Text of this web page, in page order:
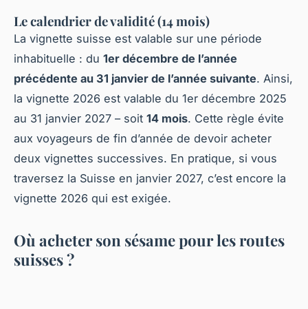
Le calendrier de validité (14 mois)
La vignette suisse est valable sur une période
inhabituelle : du 1er décembre de l’année
précédente au 31 janvier de l’année suivante. Ainsi,
la vignette 2026 est valable du 1er décembre 2025
au 31 janvier 2027 – soit 14 mois. Cette règle évite
aux voyageurs de fin d’année de devoir acheter
deux vignettes successives. En pratique, si vous
traversez la Suisse en janvier 2027, c’est encore la
vignette 2026 qui est exigée.
Où acheter son sésame pour les routes
suisses ?